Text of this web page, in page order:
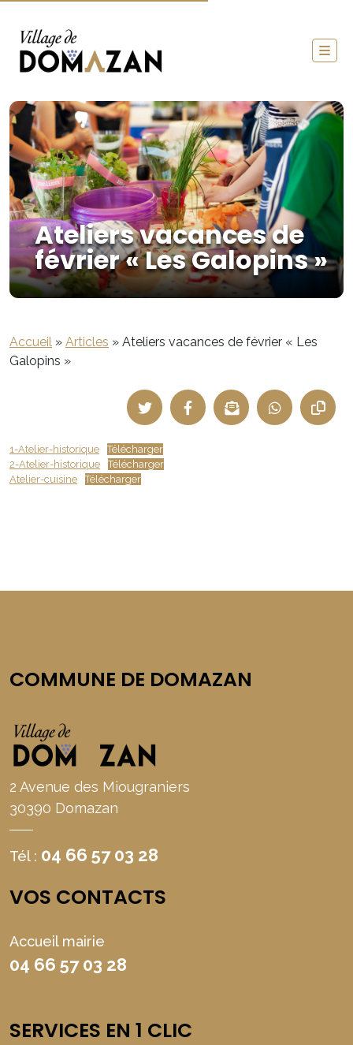
Ateliers vacances de
février « Les Galopins »
Accueil » Articles » Ateliers vacances de février « Les
Galopins »
1-Atelier-historique
Télécharger
2-Atelier-historique
Télécharger
Atelier-cuisine
Télécharger
COMMUNE DE DOMAZAN
2 Avenue des Miougraniers
30390 Domazan
Tél : 04 66 57 03 28
VOS CONTACTS
Accueil mairie
04 66 57 03 28
SERVICES EN 1 CLIC